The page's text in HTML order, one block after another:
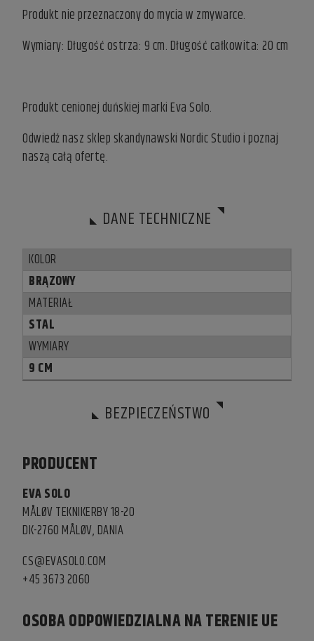
Produkt nie przeznaczony do mycia w zmywarce.
Wymiary: Długość ostrza: 9 cm. Długość całkowita: 20 cm
Produkt cenionej duńskiej marki Eva Solo.
Odwiedź nasz sklep skandynawski Nordic Studio i poznaj
naszą całą ofertę.
DANE TECHNICZNE
KOLOR
BRĄZOWY
MATERIAŁ
STAL
WYMIARY
9 CM
BEZPIECZEŃSTWO
PRODUCENT
EVA SOLO
MÅLØV TEKNIKERBY 18-20
DK-2760 MÅLØV, DANIA
CS@EVASOLO.COM
+45 3673 2060
OSOBA ODPOWIEDZIALNA NA TERENIE UE